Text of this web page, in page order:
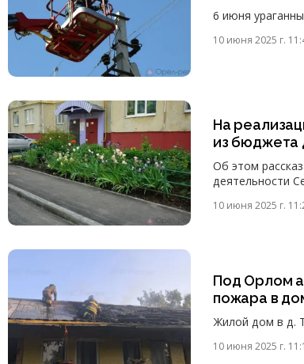
6 июня
10 июня 2025 г.
На
из бюджета
Об этом
деятельности
10 июня 2025 г.
Под Орлом
пожара в
Жилой дом в д.
10 июня 2025 г.